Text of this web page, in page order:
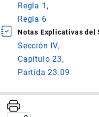
Regla 1
Regla 6
Notas Explicativas del
Sección IV
Capítulo 23
Partida 23.09